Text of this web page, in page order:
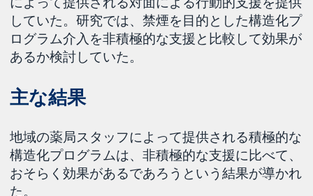
していた。研究では、禁煙を目的とした構造化プ
ログラム介入を非積極的な支援と比較して効果が
あるか検討していた。
主な結果
地域の薬局スタッフによって提供される積極的な
構造化プログラムは、非積極的な支援に比べて、
おそらく効果があるであろうという結果が導かれ
た。